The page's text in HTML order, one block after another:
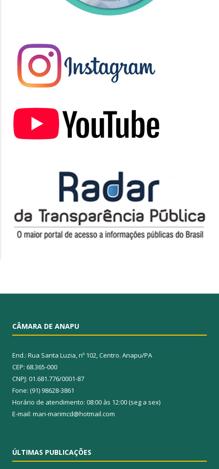
CÂMARA DE ANAPU
End.: Rua Santa Luzia, nº 102, Centro. Anapu/PA
CEP: 68.365-000
CNPJ: 01.681.776/0001-87
Fone: (91) 98628-3861
Horário de atendimento: 08:00 às 12:00 (seg a sex)
E-mail: mari-marimcd@hotmail.com
ÚLTIMAS PUBLICAÇÕES